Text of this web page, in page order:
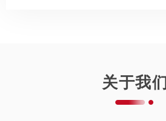
关于我们